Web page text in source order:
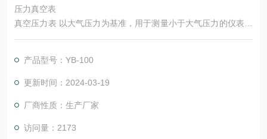
压力真空表
真空压力表 以大气压力为基准，用于测量小于大气压力的仪表。
真空压力表适用测量无爆炸，不结晶，不凝固，对铜和铜合金无
管道液体及密闭容器中测量无腐蚀性、无爆炸危险、无结晶体、
不凝固体的各种液体、气体、蒸汽等介质的压力大小，如各种工
生产自控、航空航天、军工、石化、油井、电力、船舶
产品型号：YB-100
更新时间：2024-03-19
厂商性质：生产厂家
访问量：2173